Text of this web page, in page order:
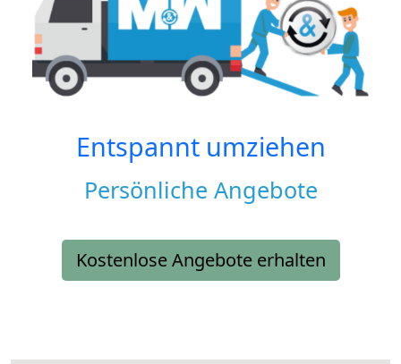
Entspannt umziehen
Persönliche Angebote
Kostenlose Angebote erhalten